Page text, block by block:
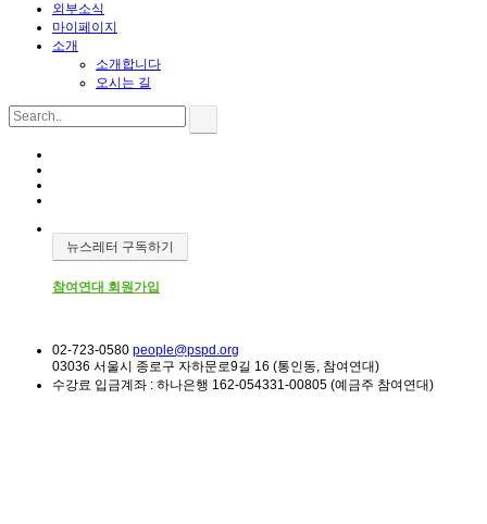
외부소식
마이페이지
소개
소개합니다
오시는 길
뉴스레터 구독하기
참여연대 회원가입
02-723-0580 people@pspd.org
03036 서울시 종로구 자하문로9길 16 (통인동, 참여연대)
수강료 입금계좌 : 하나은행 162-054331-00805 (예금주 참여연대)